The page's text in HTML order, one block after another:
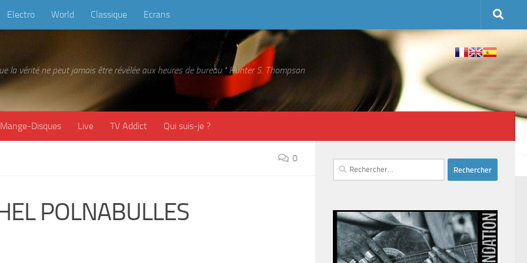
Electro World Classique Ecrans
la vérité ne peut jamais être révélée aux heures de bureau." Hunter S. Thompson
Mange-Disques Live TV Addict Qui suis-je ?
0
POLNABULLES
Rechercher :